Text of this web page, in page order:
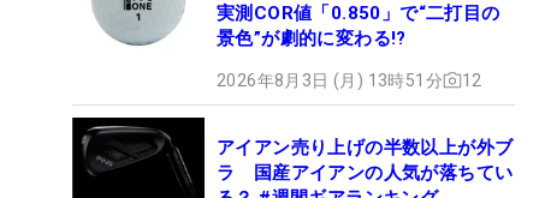
実測COR値「0.850」で“二打目の
景色”が劇的に変わる!?
2026年8月3日 (月) 13時51分 12
アイアン売り上げの半数以上が外ブ
ラ 国産アイアンの人気が落ちてい